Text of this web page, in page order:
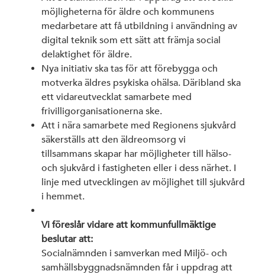
möjligheterna för äldre och kommunens
medarbetare att få utbildning i användning av
digital teknik som ett sätt att främja social
delaktighet för äldre.
Nya initiativ ska tas för att förebygga och
motverka äldres psykiska ohälsa. Däribland ska
ett vidareutvecklat samarbete med
frivilligorganisationerna ske.
Att i nära samarbete med Regionens sjukvård
säkerställs att den äldreomsorg vi
tillsammans skapar har möjligheter till hälso-
och sjukvård i fastigheten eller i dess närhet. I
linje med utvecklingen av möjlighet till sjukvård
i hemmet.
Vi föreslår vidare att kommunfullmäktige
beslutar att:
Socialnämnden i samverkan med Miljö- och
samhällsbyggnadsnämnden får i uppdrag att